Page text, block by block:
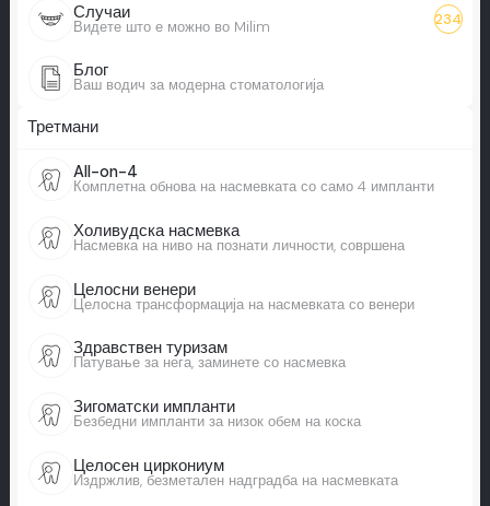
Случаи
Видете што е можно во Milim 234
Блог
Ваш водич за модерна стоматологија
Третмани
All-on-4
Комплетна обнова на насмевката со само 4 импланти
Холивудска насмевка
Насмевка на ниво на познати личности, совршена
Целосни венери
Целосна трансформација на насмевката со венери
Здравствен туризам
Патување за нега, заминете со насмевка
Зигоматски импланти
Безбедни импланти за низок обем на коска
Целосен циркониум
Издржлив, безметален надградба на насмевката